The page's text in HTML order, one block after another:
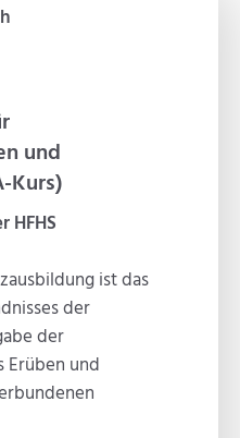
und
Kurs)
HFHS
ist das
der
der
Erüben und